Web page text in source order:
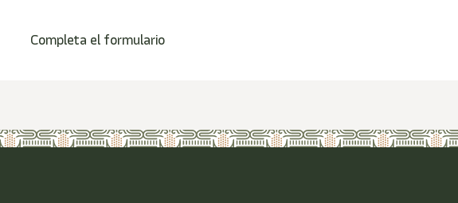
Completa el formulario